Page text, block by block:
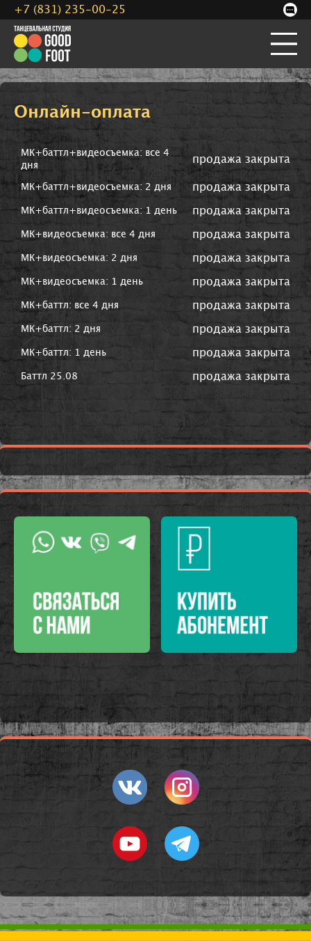
Онлайн-оплата
МК+баттл+видеосъемка: все 4
дня
продажа закрыта
МК+баттл+видеосъемка: 2 дня продажа закрыта
МК+баттл+видеосъемка: 1 день продажа закрыта
МК+видеосъемка: все 4 дня продажа закрыта
МК+видеосъемка: 2 дня продажа закрыта
МК+видеосъемка: 1 день продажа закрыта
МК+баттл: все 4 дня продажа закрыта
МК+баттл: 2 дня продажа закрыта
МК+баттл: 1 день продажа закрыта
Баттл 25.08 продажа закрыта
+7 (831) 235-00-25